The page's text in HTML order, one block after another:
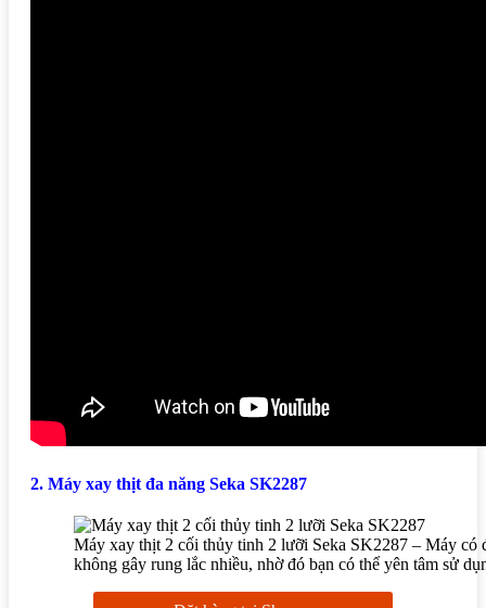
2. Máy xay thịt đa năng Seka SK2287
Máy xay thịt 2 cối thủy tinh 2 lưỡi Seka SK2287 – Máy có
không gây rung lắc nhiều, nhờ đó bạn có thể yên tâm sử